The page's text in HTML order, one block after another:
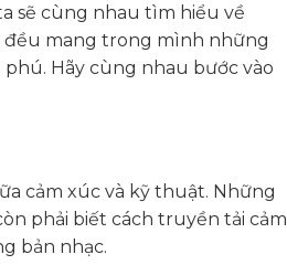
sẽ cùng nhau tìm hiểu về
đều mang trong mình những
Hãy cùng nhau bước vào
cảm xúc và kỹ thuật. Những
phải biết cách truyền tải cảm
bản nhạc.